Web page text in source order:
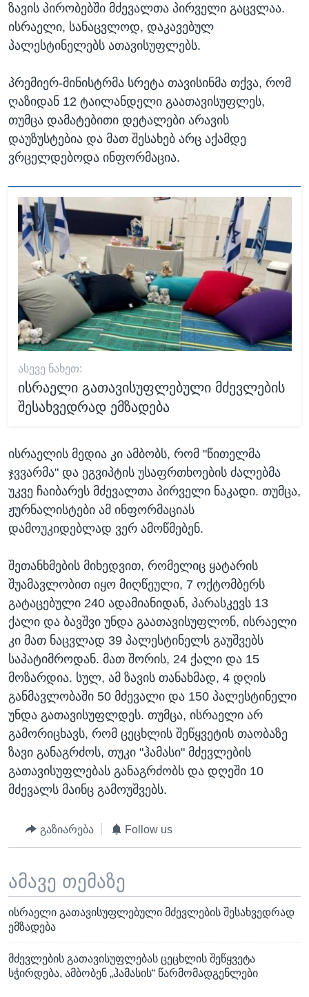
ზავის პირობებში მძევალთა პირველი გაცვლაა.
ისრაელი, სანაცვლოდ, დაკავებულ
პალესტინელებს ათავისუფლებს.
პრემიერ-მინისტრმა სრეტა თავისინმა თქვა, რომ
ღაზიდან 12 ტაილანდელი გაათავისუფლეს,
თუმცა დამატებითი დეტალები არავის
დაუზუსტებია და მათ შესახებ არც აქამდე
ვრცელდებოდა ინფორმაცია.
ᲐᲡᲔᲕᲔ ᲜᲐᲮᲔᲗ:
ისრაელი გათავისუფლებული მძევლების
შესახვედრად ემზადება
ისრაელის მედია კი ამბობს, რომ "წითელმა
ჯვვარმა" და ეგვიპტის უსაფრთხოების ძალებმა
უკვე ჩაიბარეს მძევალთა პირველი ნაკადი. თუმცა,
ჟურნალისტები ამ ინფორმაციას
დამოუკიდებლად ვერ ამოწმებენ.
შეთანხმების მიხედვით, რომელიც ყატარის
შუამავლობით იყო მიღწეული, 7 ოქტომბერს
გატაცებული 240 ადამიანიდან, პარასკევს 13
ქალი და ბავშვი უნდა გაათავისუფლონ, ისრაელი
კი მათ ნაცვლად 39 პალესტინელს გაუშვებს
საპატიმროდან. მათ შორის, 24 ქალი და 15
მოზარდია. სულ, ამ ზავის თანახმად, 4 დღის
განმავლობაში 50 მძევალი და 150 პალესტინელი
უნდა გათავისუფლდეს. თუმცა, ისრაელი არ
გამორიცხავს, რომ ცეცხლის შეწყვეტის თაობაზე
ზავი განაგრძოს, თუკი "ჰამასი" მძევლების
გათავისუფლებას განაგრძობს და დღეში 10
მძევალს მაინც გამოუშვებს.
გაზიარება Follow us
ამავე თემაზე
ისრაელი გათავისუფლებული მძევლების შესახვედრად
ემზადება
მძევლების გათავისუფლებას ცეცხლის შეწყვეტა
სჭირდება, ამბობენ „ჰამასის“ წარმომადგენლები